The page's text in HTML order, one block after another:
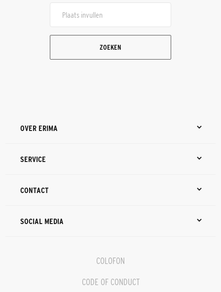
ZOEKEN
OVER ERIMA
SERVICE
CONTACT
SOCIAL MEDIA
COLOFON
CODE OF CONDUCT